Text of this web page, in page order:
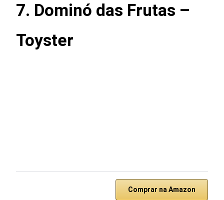
7. Dominó das Frutas –
Toyster
Comprar na Amazon